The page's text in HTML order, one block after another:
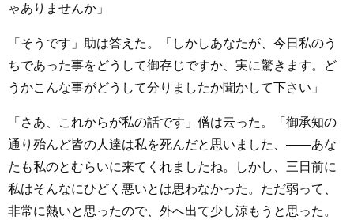
ゃありませんか」
「そうです」助は答えた。「しかしあなたが、今日私のう
ちであった事をどうして御存じですか、実に驚きます。ど
うかこんな事がどうして分りましたか聞かして下さい」
「さあ、これからが私の話です」僧は云った。「御承知の
通り殆んど皆の人達は私を死んだと思いました、――あな
たも私のとむらいに来てくれましたね。しかし、三日前に
私はそんなにひどく悪いとは思わなかった。ただ弱って、
非常に熱いと思ったので、外へ出て少し涼もうと思った。